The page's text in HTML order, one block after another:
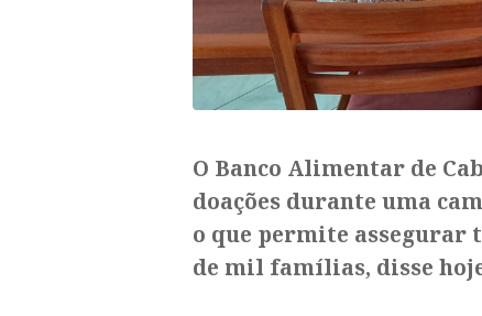
​O Banco Alimentar de
doações durante uma
o que permite assegurar
de mil famílias, disse